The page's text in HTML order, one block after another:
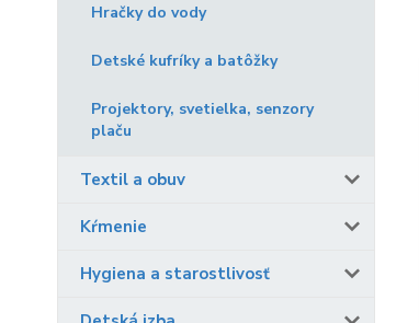
Hračky do vody
Detské kufríky a batôžky
Projektory, svetielka, senzory
plaču
Textil a obuv
Kŕmenie
Hygiena a starostlivosť